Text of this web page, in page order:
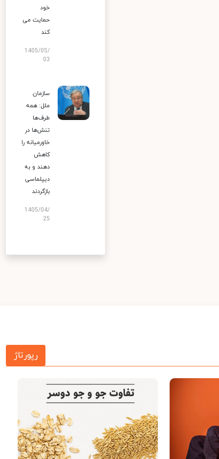
خود
حمایت می
کند
1405/05/
03
سازمان
ملل: همه
طرف‌ها
تنش‌ها در
خاورمیانه را
کاهش
دهند و به
دیپلماسی
بازگردند
1405/04/
25
رپورتاژ